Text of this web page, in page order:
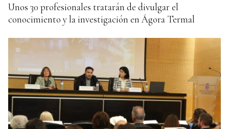
Unos 30 profesionales tratarán de divulgar el
conocimiento y la investigación en Ágora Termal